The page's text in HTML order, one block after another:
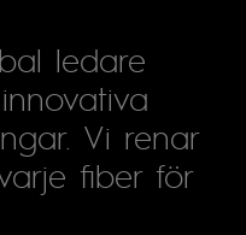
ledare
Vi renar
fiber för